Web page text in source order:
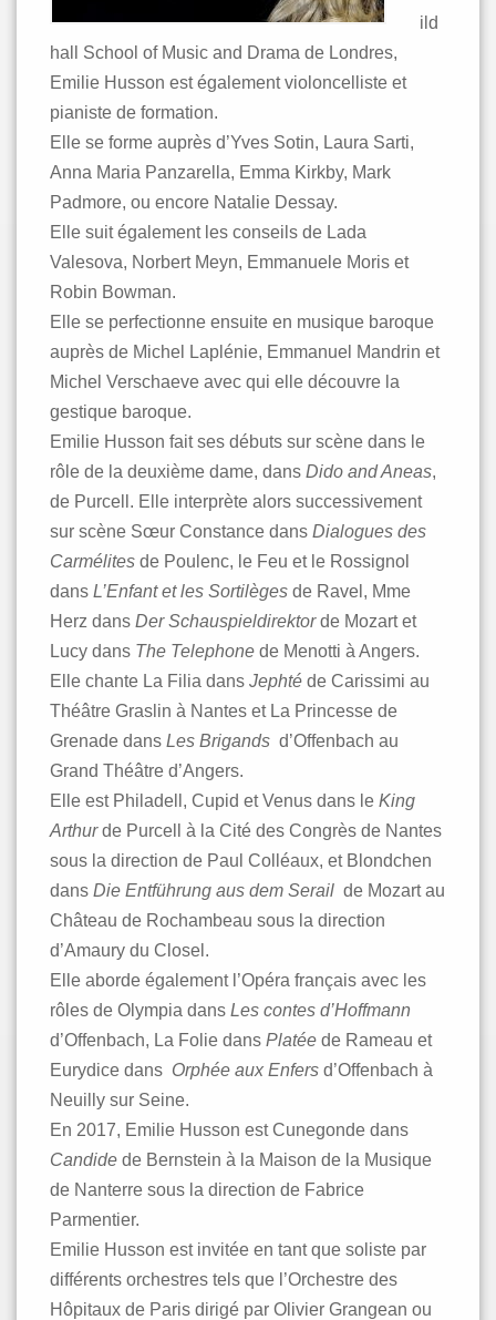
ild
hall School of Music and Drama de Londres,
Emilie Husson est également violoncelliste et
pianiste de formation.
Elle se forme auprès d’Yves Sotin, Laura Sarti,
Anna Maria Panzarella, Emma Kirkby, Mark
Padmore, ou encore Natalie Dessay.
Elle suit également les conseils de Lada
Valesova, Norbert Meyn, Emmanuele Moris et
Robin Bowman.
Elle se perfectionne ensuite en musique baroque
auprès de Michel Laplénie, Emmanuel Mandrin et
Michel Verschaeve avec qui elle découvre la
gestique baroque.
Emilie Husson fait ses débuts sur scène dans le
rôle de la deuxième dame, dans Dido and Aneas,
de Purcell. Elle interprète alors successivement
sur scène Sœur Constance dans Dialogues des
Carmélites de Poulenc, le Feu et le Rossignol
dans L’Enfant et les Sortilèges de Ravel, Mme
Herz dans Der Schauspieldirektorde Mozart et
Lucy dans The Telephone de Menotti à Angers.
Elle chante La Filia dans Jephté de Carissimi au
Théâtre Graslin à Nantes et La Princesse de
Grenade dans Les Brigands d’Offenbach au
Grand Théâtre d’Angers.
Elle est Philadell, Cupid et Venus dans le King
Arthurde Purcell à la Cité des Congrès de Nantes
sous la direction de Paul Colléaux, et Blondchen
dans Die Entführung aus dem Serail de Mozart au
Château de Rochambeau sous la direction
d’Amaury du Closel.
Elle aborde également l’Opéra français avec les
rôles de Olympia dans Les contes d’Hoffmann
d’Offenbach, La Folie dans Platée de Rameau et
Eurydice dans Orphée aux Enfers d’Offenbach à
Neuilly sur Seine.
En 2017, Emilie Husson est Cunegonde dans
Candide de Bernstein à la Maison de la Musique
de Nanterre sous la direction de Fabrice
Parmentier.
Emilie Husson est invitée en tant que soliste par
différents orchestres tels que l’Orchestre des
Hôpitaux de Paris dirigé par Olivier Grangean ou